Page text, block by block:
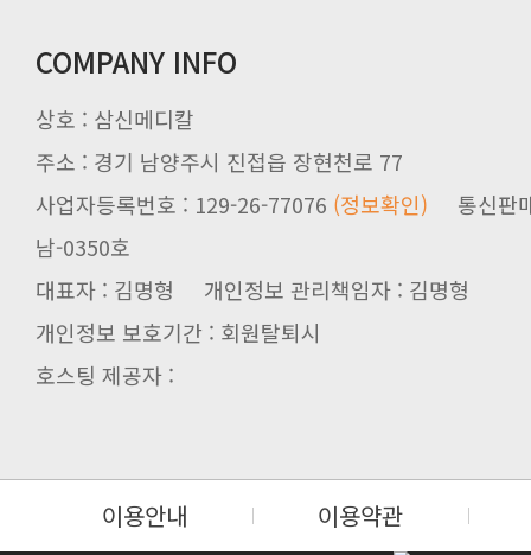
COMPANY INFO
상호 : 삼신메디칼
주소 : 경기 남양주시 진접읍 장현천로 77
사업자등록번호 : 129-26-77076 (정보확인)
남-0350호
대표자 : 김명형 개인정보 관리책임자 : 김명형
개인정보 보호기간 : 회원탈퇴시
호스팅 제공자 :
이용안내 이용약관